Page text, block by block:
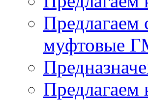
Предлагаем
муфтовые
Предлагаем